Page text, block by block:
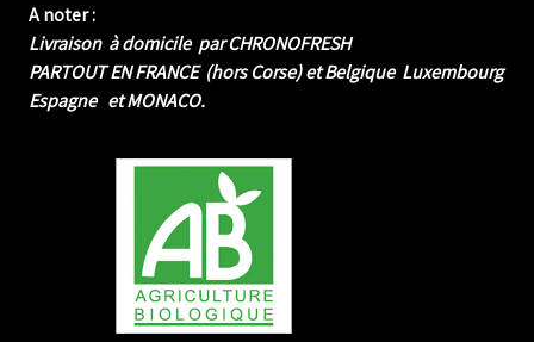
A noter :
Livraison à domicile par CHRONOFRESH
PARTOUT EN FRANCE (hors Corse) et Belgique Luxembourg
Espagne et MONACO.